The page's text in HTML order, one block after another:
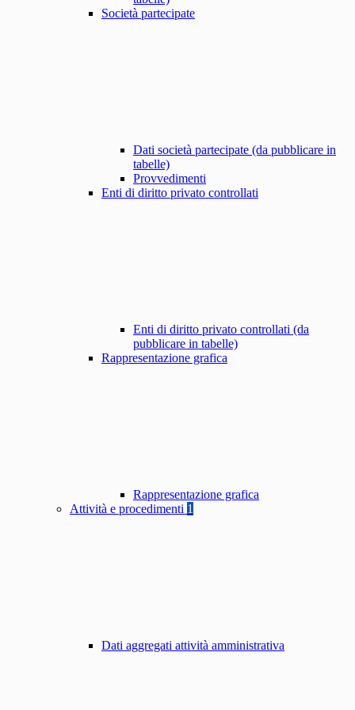
Società partecipate
Dati società partecipate (da pubblicare in
tabelle)
Provvedimenti
Enti di diritto privato controllati
Enti di diritto privato controllati (da
pubblicare in tabelle)
Rappresentazione grafica
Rappresentazione grafica
Attività e procedimenti 1
Dati aggregati attività amministrativa